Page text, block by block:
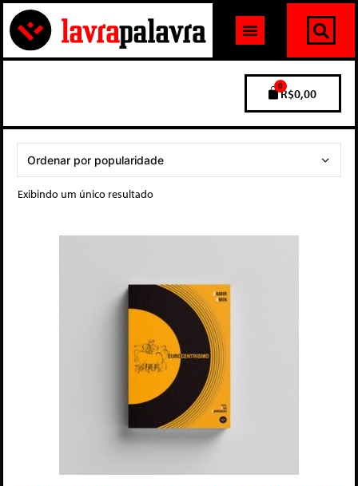
R$0,00
0
Exibindo um único resultado